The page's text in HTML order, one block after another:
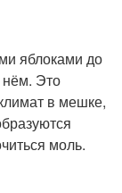
яблоками до
нём. Это
в мешке,
моль.